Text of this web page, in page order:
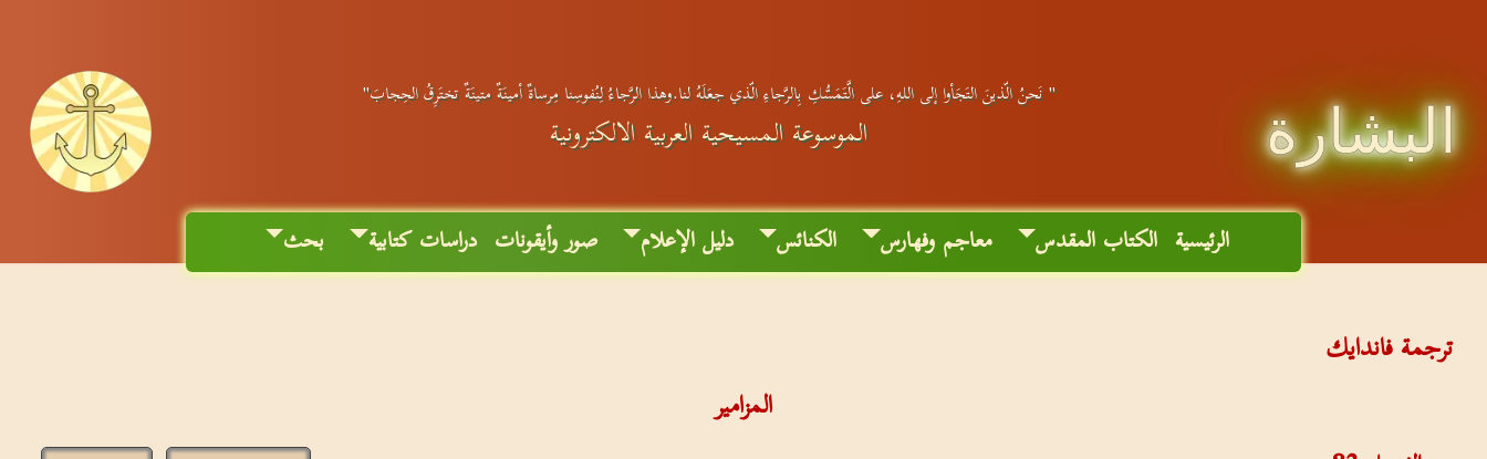
البشارة
" نَحنُ الّذينَ التَجَأوا إلى اللهِ، على الَّتَمَسُّكِ بِالرَّجاءِ الّذي جعَلَهُ لنا.وهذا الرَّجاءُ لِنُفوسِنا مِرساةٌ أمينَةٌ متينَةٌ تختَرِقُ الحِجابَ"
الموسوعة المسيحية العربية الالكترونية
الرئيسية الكتاب المقدس معاجم وفهارس الكنائس دليل الإعلام صور وأيقونات دراسات كتابية بحث
ترجمة فاندايك
المزامير